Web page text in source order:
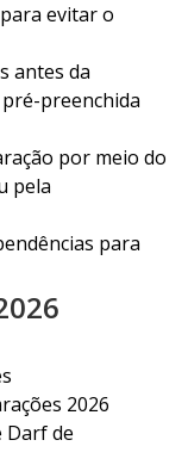
evitar o
antes da
preenchida
por meio do
pela
para
2026
Darf de